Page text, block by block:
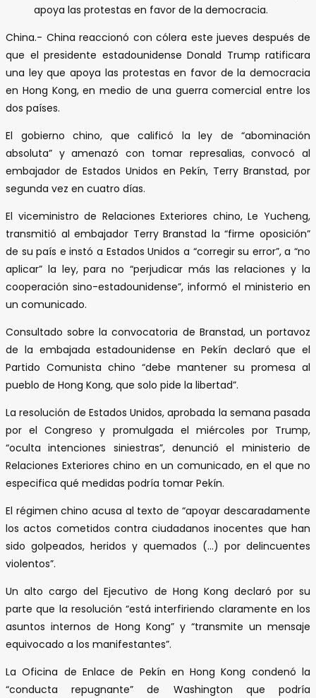
apoya las protestas en favor de la democracia.
China.- China reaccionó con cólera este jueves después de
que el presidente estadounidense Donald Trump ratificara
una ley que apoya las protestas en favor de la democracia
en Hong Kong, en medio de una guerra comercial entre los
dos países.
El gobierno chino, que calificó la ley de “abominación
absoluta” y amenazó con tomar represalias, convocó al
embajador de Estados Unidos en Pekín, Terry Branstad, por
segunda vez en cuatro días.
El viceministro de Relaciones Exteriores chino, Le Yucheng,
transmitió al embajador Terry Branstad la “firme oposición”
de su país e instó a Estados Unidos a “corregir su error”, a “no
aplicar” la ley, para no “perjudicar más las relaciones y la
cooperación sino-estadounidense”, informó el ministerio en
un comunicado.
Consultado sobre la convocatoria de Branstad, un portavoz
de la embajada estadounidense en Pekín declaró que el
Partido Comunista chino “debe mantener su promesa al
pueblo de Hong Kong, que solo pide la libertad”.
La resolución de Estados Unidos, aprobada la semana pasada
por el Congreso y promulgada el miércoles por Trump,
“oculta intenciones siniestras”, denunció el ministerio de
Relaciones Exteriores chino en un comunicado, en el que no
especifica qué medidas podría tomar Pekín.
El régimen chino acusa al texto de “apoyar descaradamente
los actos cometidos contra ciudadanos inocentes que han
sido golpeados, heridos y quemados (…) por delincuentes
violentos”.
Un alto cargo del Ejecutivo de Hong Kong declaró por su
parte que la resolución “está interfiriendo claramente en los
asuntos internos de Hong Kong” y “transmite un mensaje
equivocado a los manifestantes”.
La Oficina de Enlace de Pekín en Hong Kong condenó la
“conducta repugnante” de Washington que podría